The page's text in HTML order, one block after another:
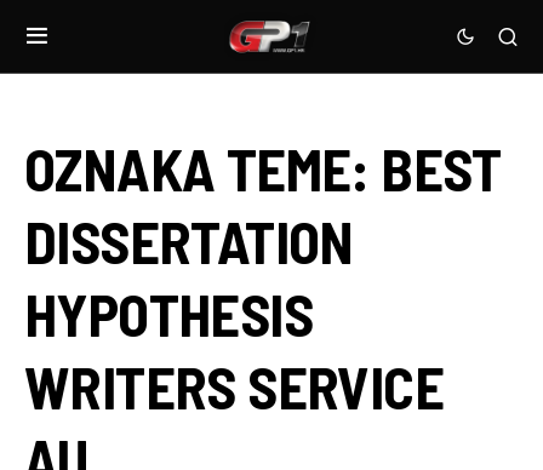
OZNAKA TEME: BEST
DISSERTATION
HYPOTHESIS
WRITERS SERVICE